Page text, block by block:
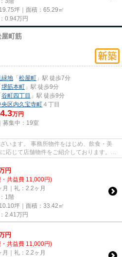
坪｜面積：65.29㎡
0.94万円
町筋
緑地 「松屋町 」駅 徒歩7分
堺筋本町 」駅 徒歩9分
谷町四丁目 」駅 徒歩9分
央区内久宝寺町 ４丁目
万円
集中： 19室
います。 事務所物件をはじめ、飲食・美
応じて店舗物件をご紹介しております。
円
共益費 11,000円)
月｜礼：2.2ヶ月
1階
坪｜面積：33.42㎡
2.41 万円
円
共益費 11,000円)
月｜礼：2.2ヶ月